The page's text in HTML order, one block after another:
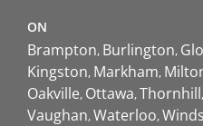
ON
Brampton Burlington
Kingston Markham
Oakville Ottawa Thornhill
Vaughan Waterloo